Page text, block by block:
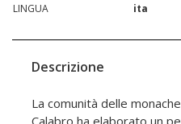
LINGUA
ita
Descrizione
La comunità delle
Calabro ha elaborato un